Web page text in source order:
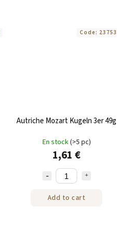
Autriche Mozart Kugeln 3er 49g
En stock(>5 pc)
1,61 €
Add to cart
Code: 23753